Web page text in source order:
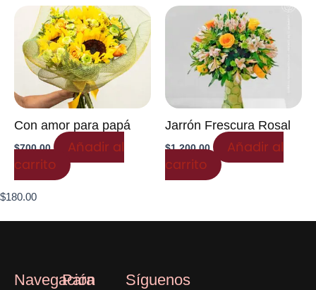
Con amor para papá
$700.00
Añadir al
carrito
Jarrón Frescura Rosal
$1,200.00
Añadir al
carrito
$180.00
Navegación
Para
Síguenos